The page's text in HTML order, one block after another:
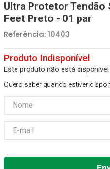
Ultra Protetor Tendão
Feet Preto - 01 par
Referência: 10403
Este produto não está
Quero saber quando estiver
1º Seringa Insulina
2º Fralda Geriatrica
3 º Luva Latex
4º Littmann
5º Absorvente Geriatrico
Estetoscopio Littmann
7º
8º Gaze Esteril
9º Curativo
10º Gaze